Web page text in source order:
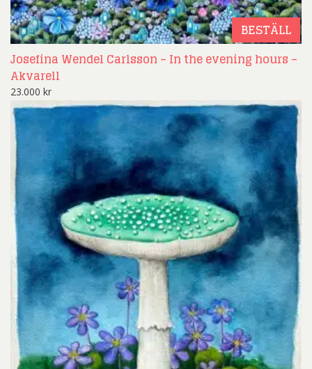
BESTÄLL
Josefina Wendel Carlsson – In the evening hours –
Akvarell
23.000 kr